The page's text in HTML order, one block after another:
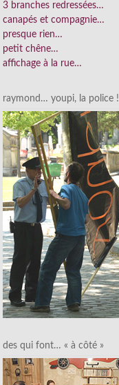
3 branches redressées…
canapés et compagnie…
presque rien…
petit chêne…
affichage à la rue…
raymond… youpi, la police !
des qui font… « à côté »